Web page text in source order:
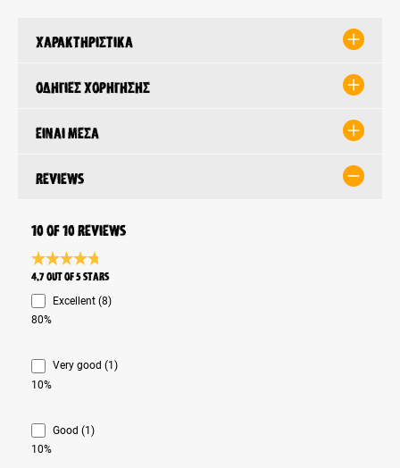
Χαρακτηριστικά
Οδηγίες χορήγησης
Είναι μέσα
Reviews
10 of 10 reviews
Average rating 4.7 of 5 Stars
4.7 out of 5 stars
Excellent (8)
80%
Very good (1)
10%
Good (1)
10%